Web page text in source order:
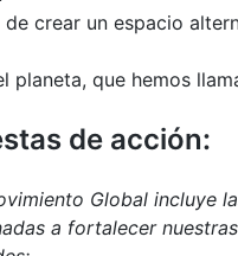
crear un espacio
planeta, que hemos
de acción:
Global incluye
a fortalecer